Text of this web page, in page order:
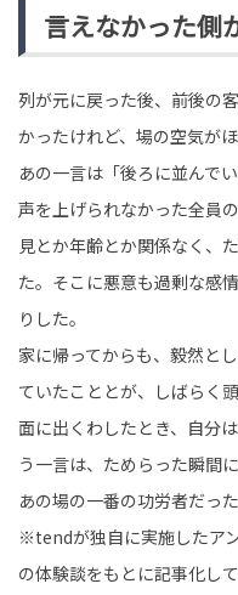
言えなかった側
列が元に戻った後、前後の
かったけれど、場の空気が
あの一言は「後ろに並んで
声を上げられなかった全員
見とか年齢とか関係なく、
た。そこに悪意も過剰な感
りした。
家に帰ってからも、毅然と
ていたこととが、しばらく
面に出くわしたとき、自分
う一言は、ためらった瞬間
あの場の一番の功労者だった
※tendが独自に実施したア
の体験談をもとに記事化し